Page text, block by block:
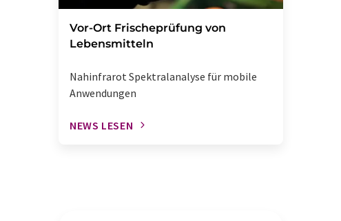
Vor-Ort Frischeprüfung von
Lebensmitteln
Nahinfrarot Spektralanalyse für mobile
Anwendungen
NEWS LESEN